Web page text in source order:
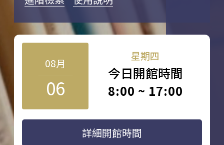
08月
06
星期四
今日開館時間
8:00 ~ 17:00
詳細開館時間